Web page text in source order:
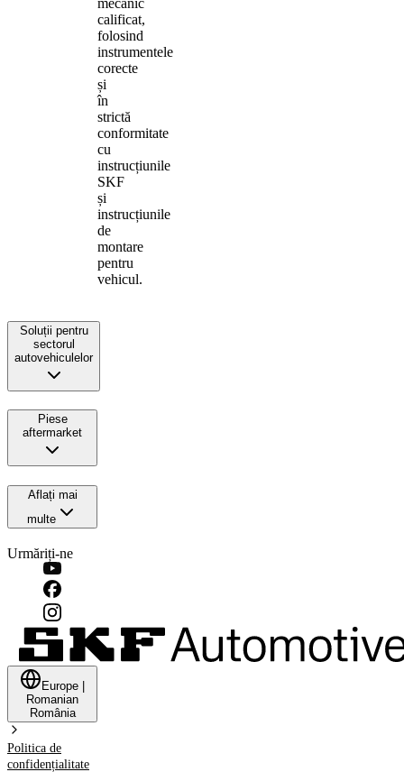
calificat,
folosind
instrumentele
corecte
și
în
strictă
conformitate
cu
instrucțiunile
SKF
și
instrucțiunile
de
montare
pentru
vehicul.
Soluții pentru
sectorul
autovehiculelor
Piese
aftermarket
Aflați mai
multe
Urmăriți-ne
Europe
Romanian
România
Politica de
confidențialitate